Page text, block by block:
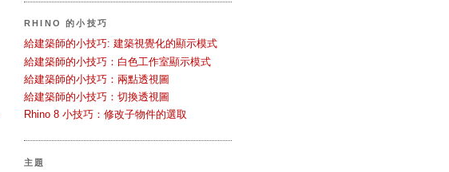
RHINO 的小技巧
給建築師的小技巧: 建築視覺化的顯示模式
給建築師的小技巧：白色工作室顯示模式
給建築師的小技巧：兩點透視圖
給建築師的小技巧：切換透視圖
Rhino 8 小技巧：修改子物件的選取
主題